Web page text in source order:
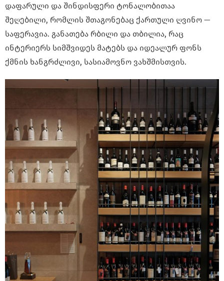
დაფარული და შინდისფერი ტონალობითაა
შეღებილი, რომლის შთაგონებაც ქართული ღვინო —
საფერავია. განათება რბილი და თბილია, რაც
ინტერიერს სიმშვიდეს მატებს და იდეალურ ფონს
ქმნის ხანგრძლივი, სასიამოვნო ვახშმისთვის.